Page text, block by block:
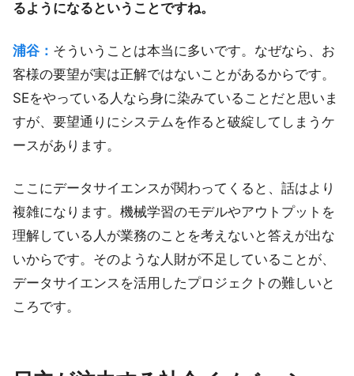
るようになるということですね。
浦谷： そういうことは本当に多いです。なぜなら、お
客様の要望が実は正解ではないことがあるからです。
SEをやっている人なら身に染みていることだと思いま
すが、要望通りにシステムを作ると破綻してしまうケ
ースがあります。
ここにデータサイエンスが関わってくると、話はより
複雑になります。機械学習のモデルやアウトプットを
理解している人が業務のことを考えないと答えが出な
いからです。そのような人財が不足していることが、
データサイエンスを活用したプロジェクトの難しいと
ころです。